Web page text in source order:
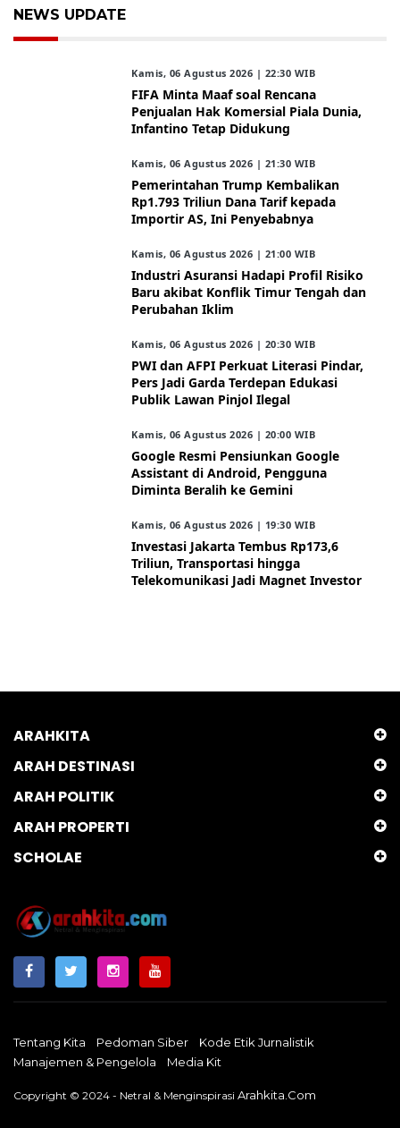
NEWS UPDATE
Kamis, 06 Agustus 2026 | 22:30 WIB
FIFA Minta Maaf soal Rencana
Penjualan Hak Komersial Piala Dunia,
Infantino Tetap Didukung
Kamis, 06 Agustus 2026 | 21:30 WIB
Pemerintahan Trump Kembalikan
Rp1.793 Triliun Dana Tarif kepada
Importir AS, Ini Penyebabnya
Kamis, 06 Agustus 2026 | 21:00 WIB
Industri Asuransi Hadapi Profil Risiko
Baru akibat Konflik Timur Tengah dan
Perubahan Iklim
Kamis, 06 Agustus 2026 | 20:30 WIB
PWI dan AFPI Perkuat Literasi Pindar,
Pers Jadi Garda Terdepan Edukasi
Publik Lawan Pinjol Ilegal
Kamis, 06 Agustus 2026 | 20:00 WIB
Google Resmi Pensiunkan Google
Assistant di Android, Pengguna
Diminta Beralih ke Gemini
Kamis, 06 Agustus 2026 | 19:30 WIB
Investasi Jakarta Tembus Rp173,6
Triliun, Transportasi hingga
Telekomunikasi Jadi Magnet Investor
ARAHKITA
ARAH DESTINASI
ARAH POLITIK
ARAH PROPERTI
SCHOLAE
Tentang Kita Pedoman Siber
Kode Etik Jurnalistik
Manajemen & Pengelola
Media Kit
Copyright © 2024 - Netral & Menginspirasi Arahkita.com